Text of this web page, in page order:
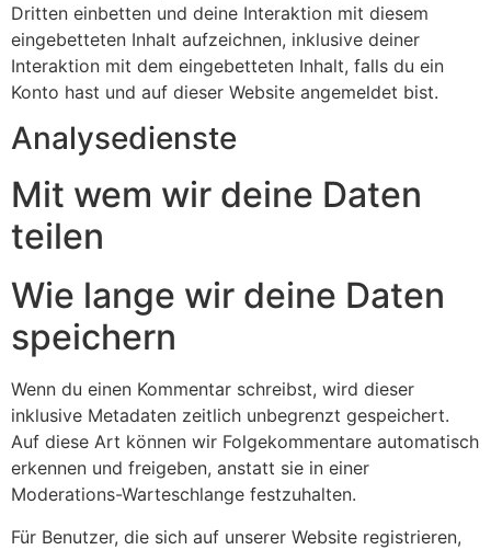
Dritten einbetten und deine Interaktion mit diesem
eingebetteten Inhalt aufzeichnen, inklusive deiner
Interaktion mit dem eingebetteten Inhalt, falls du ein
Konto hast und auf dieser Website angemeldet bist.
Analysedienste
Mit wem wir deine Daten
teilen
Wie lange wir deine Daten
speichern
Wenn du einen Kommentar schreibst, wird dieser
inklusive Metadaten zeitlich unbegrenzt gespeichert.
Auf diese Art können wir Folgekommentare automatisch
erkennen und freigeben, anstatt sie in einer
Moderations-Warteschlange festzuhalten.
Für Benutzer, die sich auf unserer Website registrieren,